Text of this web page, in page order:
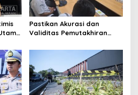
Pastikan Akurasi dan
Validitas Pemutakhiran
Cimahi Lakukan